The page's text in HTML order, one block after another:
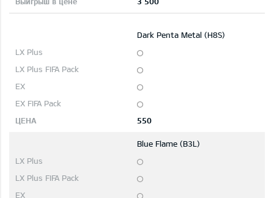
Dark Penta Metal (H8S)
550
Blue Flame (B3L)